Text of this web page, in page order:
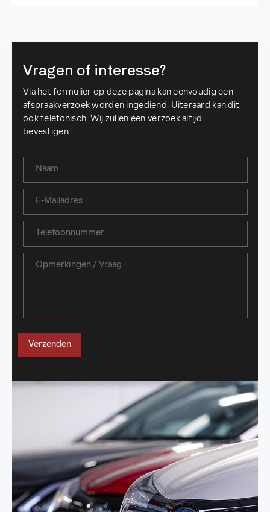
Vragen of interesse?
Via het formulier op deze pagina kan eenvoudig een
afspraakverzoek worden ingediend. Uiteraard kan dit
ook telefonisch. Wij zullen een verzoek altijd
bevestigen.
Verzenden